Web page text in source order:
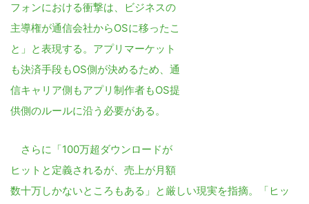
フォンにおける衝撃は、ビジネスの
主導権が通信会社からOSに移ったこ
と」と表現する。アプリマーケット
も決済手段もOS側が決めるため、通
信キャリア側もアプリ制作者もOS提
供側のルールに沿う必要がある。
さらに「100万超ダウンロードが
ヒットと定義されるが、売上が月額
数十万しかないところもある」と厳しい現実を指摘。「ヒッ